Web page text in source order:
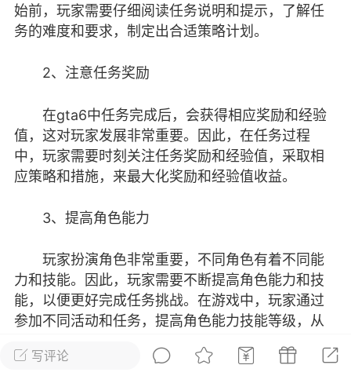
游戏商城 每日签到 每日排行
游民通 Lv.13
版主
我在商城购买的虚拟产品显示自动发
发货的商品在那里查看卡密？答：查看
：下单以后在右边消息栏查看卡密，或
像 — 我的订单 — 待评价 — 查看订单，
写评论
始前，玩家需要仔细阅读任务说明和提示，了解任
务的难度和要求，制定出合适策略计划。
2、注意任务奖励
在gta6中任务完成后，会获得相应奖励和经验
值，这对玩家发展非常重要。因此，在任务过程
中，玩家需要时刻关注任务奖励和经验值，采取相
应策略和措施，来最大化奖励和经验值收益。
3、提高角色能力
玩家扮演角色非常重要，不同角色有着不同能
力和技能。因此，玩家需要不断提高角色能力和技
能，以便更好完成任务挑战。在游戏中，玩家通过
参加不同活动和任务，提高角色能力技能等级，从